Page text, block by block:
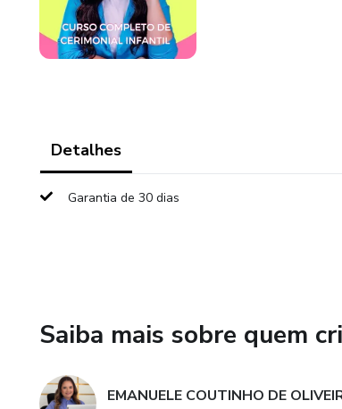
Detalhes
Garantia de 30 dias
Saiba mais sobre quem
EMANUELE COUTINHO DE